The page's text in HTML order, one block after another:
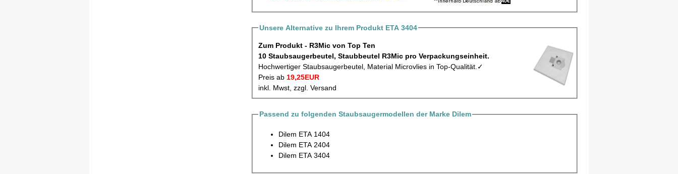
Unsere Alternative zu Ihrem Produkt ETA 3404
Zum Produkt - R3Mic von Top Ten
10 Staubsaugerbeutel, Staubbeutel R3Mic pro Verpackungseinheit.
Hochwertiger Staubsaugerbeutel, Material Microvlies in Top-Qualität.✓
Preis ab 19,25EUR
inkl. Mwst, zzgl. Versand
Passend zu folgenden Staubsaugermodellen der Marke Dilem
Dilem ETA 1404
Dilem ETA 2404
Dilem ETA 3404